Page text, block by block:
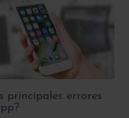
principales errores